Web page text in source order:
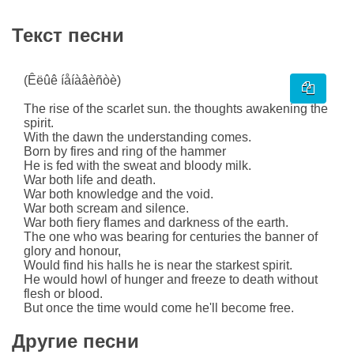
Текст песни
(Êëûê íåíàâèñòè)
The rise of the scarlet sun. the thoughts awakening the
spirit.
With the dawn the understanding comes.
Born by fires and ring of the hammer
He is fed with the sweat and bloody milk.
War both life and death.
War both knowledge and the void.
War both scream and silence.
War both fiery flames and darkness of the earth.
The one who was bearing for centuries the banner of
glory and honour,
Would find his halls he is near the starkest spirit.
He would howl of hunger and freeze to death without
flesh or blood.
But once the time would come he'll become free.
Другие песни